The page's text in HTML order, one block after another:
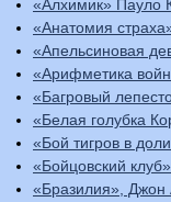
«Алхимик» Пауло
«Анатомия
«Апельсиновая
«Арифметика
«Багровый
«Белая голубка
«Бой тигров в
«Бойцовский
«Бразилия», Джон